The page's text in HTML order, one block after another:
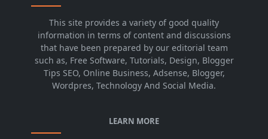
This site provides a variety of good quality
information in terms of content and discussions
that have been prepared by our editorial team
such as, Free Software, Tutorials, Design, Blogger
Tips SEO, Online Business, Adsense, Blogger,
Wordpres, Technology And Social Media.
LEARN MORE